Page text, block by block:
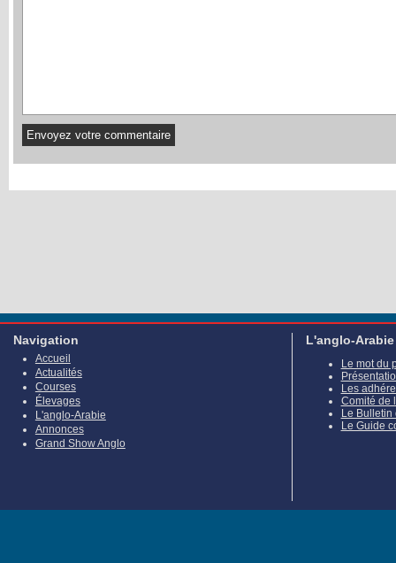
Navigation
Accueil
Actualités
Courses
Élevages
L'anglo-Arabie
Annonces
Grand Show Anglo
L'anglo-Arabie
Le mot du
Les
Comité de
Le Bulletin
Le Guide